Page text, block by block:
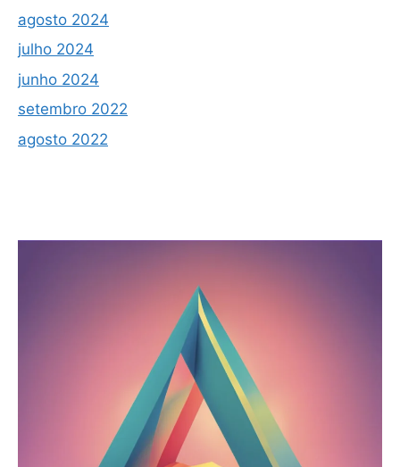
agosto 2024
julho 2024
junho 2024
setembro 2022
agosto 2022